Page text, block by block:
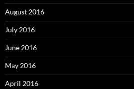
August 2016
July 2016
June 2016
May 2016
April 2016